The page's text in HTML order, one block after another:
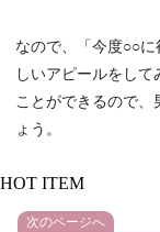
なので、「今度○○
しいアピールをし
ことができるので、
ょう。
HOT ITEM
次のページへ